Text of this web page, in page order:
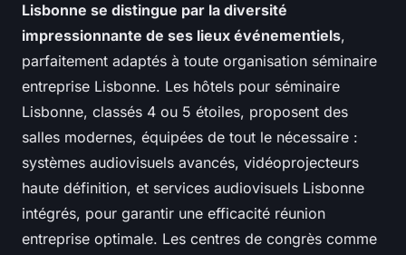
Lisbonne se distingue par la diversité
impressionnante de ses lieux événementiels,
parfaitement adaptés à toute organisation séminaire
entreprise Lisbonne. Les hôtels pour séminaire
Lisbonne, classés 4 ou 5 étoiles, proposent des
salles modernes, équipées de tout le nécessaire :
systèmes audiovisuels avancés, vidéoprojecteurs
haute définition, et services audiovisuels Lisbonne
intégrés, pour garantir une efficacité réunion
entreprise optimale. Les centres de congrès comme